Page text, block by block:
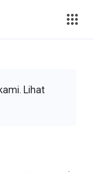
Lihat